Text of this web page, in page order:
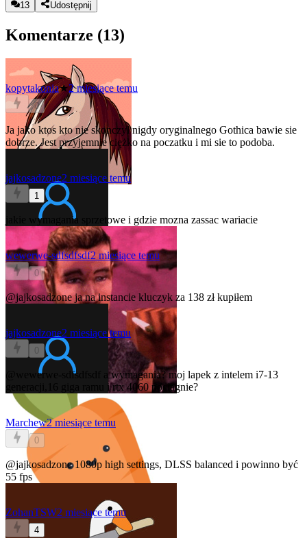
13 Udostępnij
Komentarze (13)
kopytakonia★2 miesiące temu
0
Ja jako ktos kto nie skonczyl nigdy oryginalnego Gothica bawie sie
dobrze. Jest przyjemnie ciężko na poczatku i mi sie to podoba.
jajkosadzone2 miesiące temu
1
jakie wymagania sprzetowe i gdzie mozna zassac wariacie
wewerwe-sdfsdfsdf2 miesiące temu
0
@jajkosadzoneja na instancie kluczyk za 138 zł kupiłem
jajkosadzone2 miesiące temu
0
@wewerwe-sdfsdfsdf
a wymagania? moj lapek z intelem i7-13
generacji,16 giga ramu i rtx 4060 pociagnie?
Marchew2 miesiące temu
0
@jajkosadzone1080p high settings, DLSS balanced i powinno być
55 fps
ZohanTSW2 miesiące temu
4